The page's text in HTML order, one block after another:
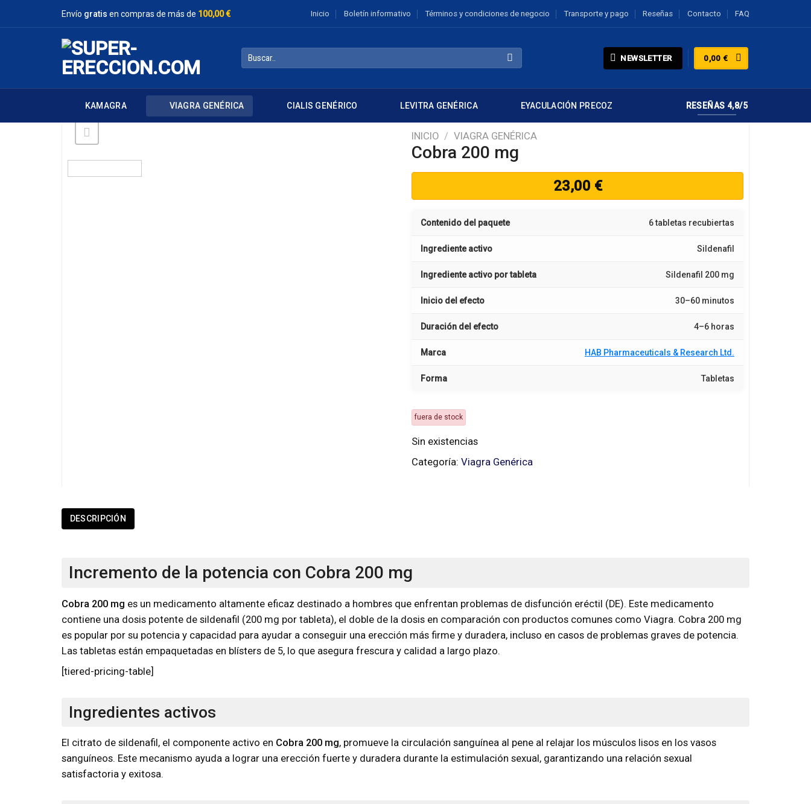
Envío gratis en compras de más de 100,00 € Inicio Boletín informativo Términos y condiciones de negocio Transporte y pago Reseñas Contacto FAQ
Buscar
NEWSLETTER 0,00€
KAMAGRA VIAGRA GENÉRICA CIALIS GENÉRICO LEVITRA GENÉRICA EYACULACIÓN PRECOZ RESEÑAS 4,8/5
INICIO / VIAGRA GENÉRICA
Cobra 200 mg
23,00 €
Contenido del paquete 6 tabletas recubiertas
Ingrediente activo Sildenafil
Ingrediente activo por tableta Sildenafil 200 mg
Inicio del efecto 30–60 minutos
Duración del efecto 4–6 horas
Marca HAB Pharmaceuticals & Research Ltd.
Forma Tabletas
fuera de stock
Sin existencias
Categoría: Viagra Genérica
DESCRIPCIÓN
Incremento de la potencia con Cobra 200 mg
Cobra 200 mg es un medicamento altamente eficaz destinado a hombres que enfrentan problemas de disfunción eréctil (DE). Este medicamento
contiene una dosis potente de sildenafil (200 mg por tableta), el doble de la dosis en comparación con productos comunes como Viagra. Cobra 200 mg
es popular por su potencia y capacidad para ayudar a conseguir una erección más firme y duradera, incluso en casos de problemas graves de potencia.
Las tabletas están empaquetadas en blísters de 5, lo que asegura frescura y calidad a largo plazo.
[tiered-pricing-table]
Ingredientes activos
El citrato de sildenafil, el componente activo en Cobra 200 mg, promueve la circulación sanguínea al pene al relajar los músculos lisos en los vasos
sanguíneos. Este mecanismo ayuda a lograr una erección fuerte y duradera durante la estimulación sexual, garantizando una relación sexual
satisfactoria y exitosa.